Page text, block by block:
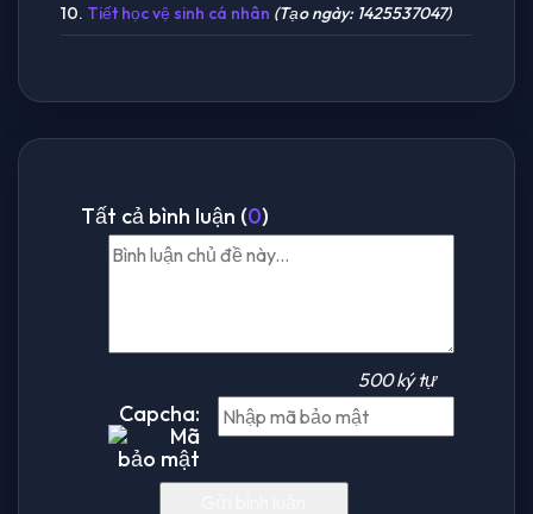
10. Tiết học vệ sinh cá nhân (Tạo ngày: 1425537047)
Tất cả bình luận (0)
500 ký tự
Capcha: